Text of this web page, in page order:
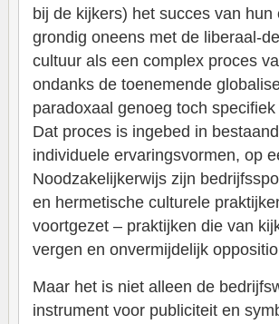
bij de kijkers) het succes van
grondig oneens met de liberaal-
cultuur als een complex proces
ondanks de toenemende
paradoxaal genoeg toch
Dat proces is ingebed in
individuele ervaringsvormen, op
Noodzakelijkerwijs zijn
en hermetische culturele
voortgezet – praktijken die van
vergen en onvermijdelijk
Maar het is niet alleen de
instrument voor publiciteit en